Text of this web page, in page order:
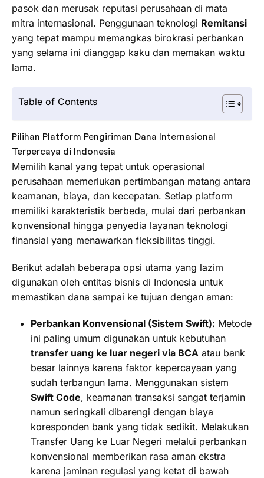
pasok dan merusak reputasi perusahaan di mata
mitra internasional. Penggunaan teknologi Remitansi
yang tepat mampu memangkas birokrasi perbankan
yang selama ini dianggap kaku dan memakan waktu
lama.
Table of Contents
Pilihan Platform Pengiriman Dana Internasional
Terpercaya di Indonesia
Memilih kanal yang tepat untuk operasional
perusahaan memerlukan pertimbangan matang antara
keamanan, biaya, dan kecepatan. Setiap platform
memiliki karakteristik berbeda, mulai dari perbankan
konvensional hingga penyedia layanan teknologi
finansial yang menawarkan fleksibilitas tinggi.
Berikut adalah beberapa opsi utama yang lazim
digunakan oleh entitas bisnis di Indonesia untuk
memastikan dana sampai ke tujuan dengan aman:
Perbankan Konvensional (Sistem Swift): Metode
ini paling umum digunakan untuk kebutuhan
transfer uang ke luar negeri via BCA atau bank
besar lainnya karena faktor kepercayaan yang
sudah terbangun lama. Menggunakan sistem
Swift Code, keamanan transaksi sangat terjamin
namun seringkali dibarengi dengan biaya
koresponden bank yang tidak sedikit. Melakukan
Transfer Uang ke Luar Negeri melalui perbankan
konvensional memberikan rasa aman ekstra
karena jaminan regulasi yang ketat di bawah